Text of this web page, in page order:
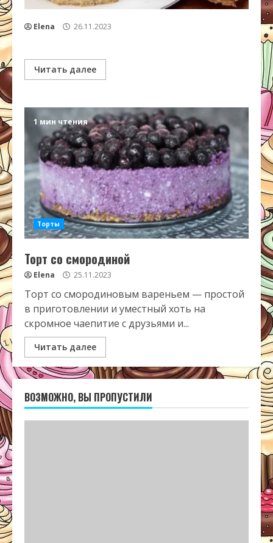
Elena 26.11.2023
Читать далее
1 мин чтения
Торты
Торт со смородиной
Elena 25.11.2023
Торт со смородиновым вареньем — простой
в приготовлении и уместный хоть на
скромное чаепитие с друзьями и...
Читать далее
ВОЗМОЖНО, ВЫ ПРОПУСТИЛИ